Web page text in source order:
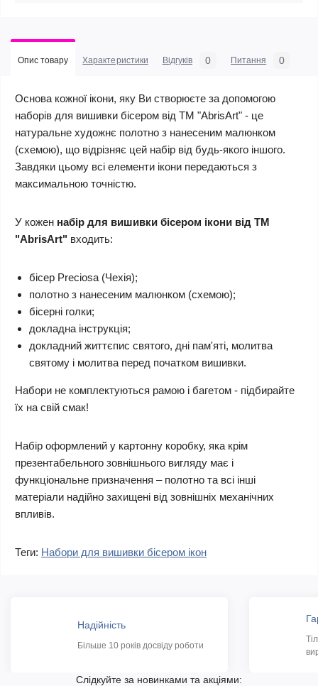
Опис товару Характеристики Відгуків 0 Питання 0
Основа кожної ікони, яку Ви створюєте за допомогою
наборів для вишивки бісером від ТМ "AbrisArt" - це
натуральне художнє полотно з нанесеним малюнком
(схемою), що відрізняє цей набір від будь-якого іншого.
Завдяки цьому всі елементи ікони передаються з
максимальною точністю.
У кожен набір для вишивки бісером ікони від ТМ
"AbrisArt" входить:
бісер Preciosa (Чехія);
полотно з нанесеним малюнком (схемою);
бісерні голки;
докладна інструкція;
докладний життєпис святого, дні пам'яті, молитва
святому і молитва перед початком вишивки.
Набори не комплектуються рамою і багетом - підбирайте
їх на свій смак!
Набір оформлений у картонну коробку, яка крім
презентабельного зовнішнього вигляду має і
функціональне призначення – полотно та всі інші
матеріали надійно захищені від зовнішніх механічних
впливів.
Теги: Набори для вишивки бісером ікон
Надійність
Більше 10 років досвіду роботи
Слідкуйте за новинками та акціями: